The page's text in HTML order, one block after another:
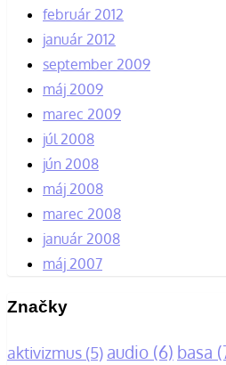
február 2012
január 2012
september 2009
máj 2009
marec 2009
júl 2008
jún 2008
máj 2008
marec 2008
január 2008
máj 2007
Značky
aktivizmus (5) audio (6) basa